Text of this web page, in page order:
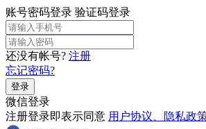
账号密码登录 验证码登录
还没有帐号? 注册
忘记密码?
登录
微信登录
注册登录即表示同意 用户协议、隐私政